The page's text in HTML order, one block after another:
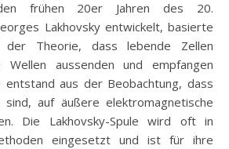
frühen 20er Jahren des 20.
Lakhovsky entwickelt, basierte
Theorie, dass lebende Zellen
Wellen aussenden und empfangen
entstand aus der Beobachtung, dass
auf äußere elektromagnetische
Die Lakhovsky-Spule wird oft in
eingesetzt und ist für ihre